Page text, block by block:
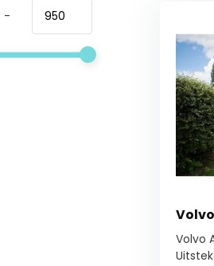
-
Volvo